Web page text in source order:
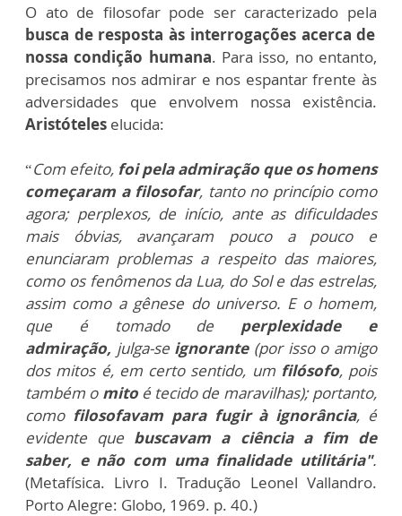
O ato de filosofar pode ser caracterizado pela
busca de resposta às interrogações acerca de
nossa condição humana. Para isso, no entanto,
precisamos nos admirar e nos espantar frente às
adversidades que envolvem nossa existência.
Aristóteles elucida:
“Com efeito, foi pela admiração que os homens
começaram a filosofar, tanto no princípio como
agora; perplexos, de início, ante as dificuldades
mais óbvias, avançaram pouco a pouco e
enunciaram problemas a respeito das maiores,
como os fenômenos da Lua, do Sol e das estrelas,
assim como a gênese do universo. E o homem,
que é tomado de perplexidade e
admiração, julga-se ignorante(por isso o amigo
dos mitos é, em certo sentido, um filósofo, pois
também o mitoé tecido de maravilhas); portanto,
comofilosofavam para fugir à ignorância, é
evidente que buscavam a ciência a fim de
saber, e não com uma finalidade utilitária".
(Metafísica. Livro I. Tradução Leonel Vallandro.
Porto Alegre: Globo, 1969. p. 40.)